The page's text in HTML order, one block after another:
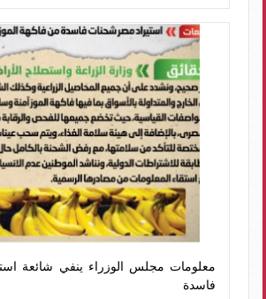
معلومات مجلس الوزراء ينفي شائعة
فاسدة